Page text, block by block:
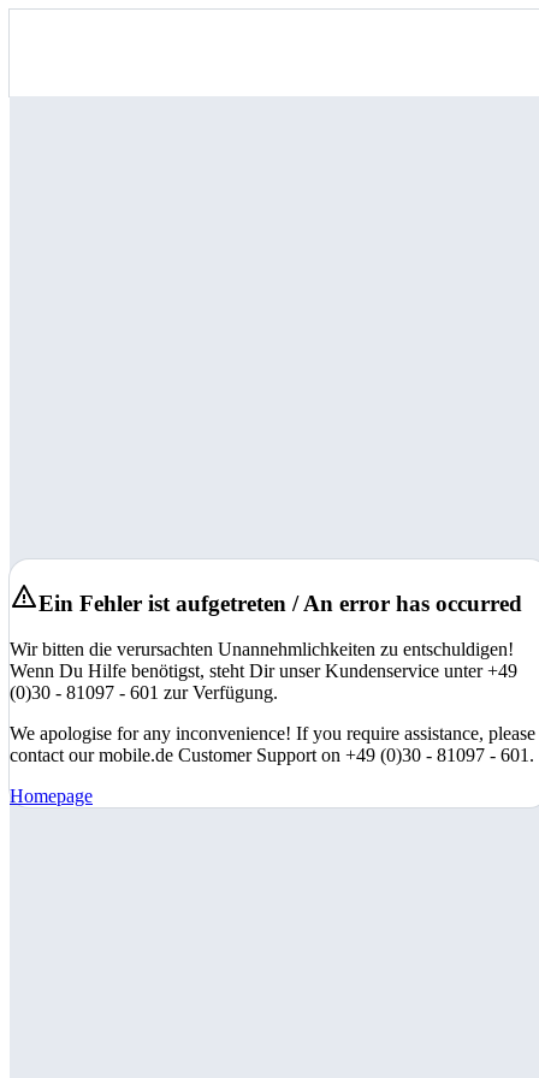
Ein Fehler ist aufgetreten / An error has occurred
Wir bitten die verursachten Unannehmlichkeiten zu entschuldigen!
Wenn Du Hilfe benötigst, steht Dir unser Kundenservice unter +49
(0)30 - 81097 - 601 zur Verfügung.
We apologise for any inconvenience! If you require assistance, please
contact our mobile.de Customer Support on +49 (0)30 - 81097 - 601.
Homepage